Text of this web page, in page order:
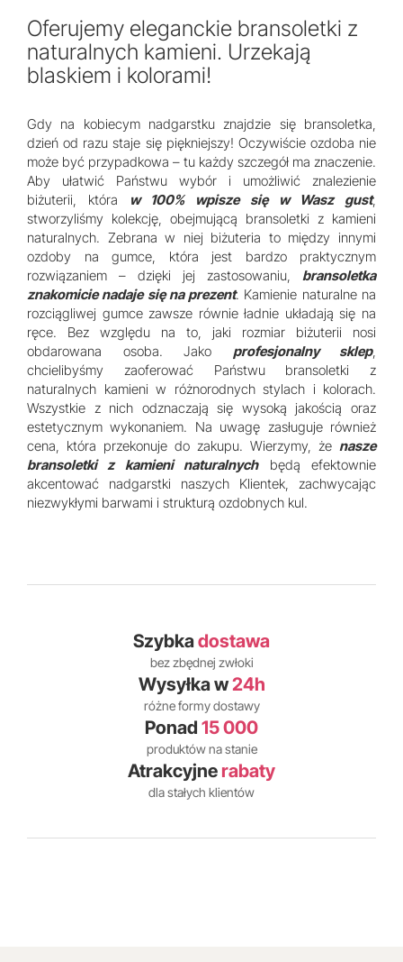
Oferujemy eleganckie bransoletki z
naturalnych kamieni. Urzekają
blaskiem i kolorami!
Gdy na kobiecym nadgarstku znajdzie się bransoletka,
dzień od razu staje się piękniejszy! Oczywiście ozdoba nie
może być przypadkowa – tu każdy szczegół ma znaczenie.
Aby ułatwić Państwu wybór i umożliwić znalezienie
biżuterii, która
w 100% wpisze się w Wasz gust,
stworzyliśmy kolekcję, obejmującą bransoletki z kamieni
naturalnych. Zebrana w niej biżuteria to między innymi
ozdoby na gumce, która jest bardzo praktycznym
rozwiązaniem – dzięki jej zastosowaniu, bransoletka
znakomicie nadaje się na prezent. Kamienie naturalne na
rozciągliwej gumce zawsze równie ładnie układają się na
ręce. Bez względu na to, jaki rozmiar biżuterii nosi
obdarowana osoba. Jako profesjonalny sklep,
chcielibyśmy zaoferować Państwu bransoletki z
naturalnych kamieni w różnorodnych stylach i kolorach.
Wszystkie z nich odznaczają się wysoką jakością oraz
estetycznym wykonaniem. Na uwagę zasługuje również
cena, która przekonuje do zakupu. Wierzymy, że nasze
bransoletki z kamieni naturalnychbędą efektownie
akcentować nadgarstki naszych Klientek, zachwycając
niezwykłymi barwami i strukturą ozdobnych kul.
Szybkadostawa
bez zbędnej zwłoki
Wysyłka w24h
różne formy dostawy
Ponad 15 000
produktów na stanie
Atrakcyjne rabaty
dla stałych klientów